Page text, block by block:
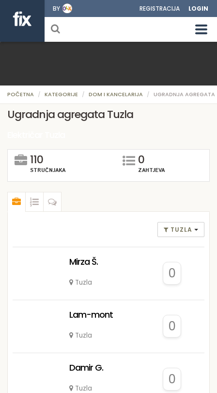
BY REGISTRACIJA LOGIN
POČETNA KATEGORIJE DOM I KANCELARIJA UGRADNJA AGREGATA
Ugradnja agregata Tuzla
110
STRUČNJAKA
0
ZAHTJEVA
TUZLA
Mirza Š.
Tuzla
0
Lam-mont
Tuzla
0
Damir G.
Tuzla
0